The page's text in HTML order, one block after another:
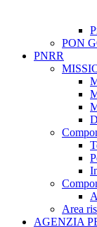
PON
PNRR
Area
AGENZIA